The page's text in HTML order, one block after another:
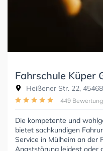
Fahrschule Küper
Heißener Str. 22,
449
Die kompetente und
bietet sachkundigen
Service in Mülheim an der
Angststörung leidest oder